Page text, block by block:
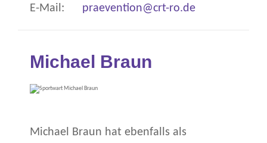
E-Mail:
praevention@crt-ro.de
Michael Braun
Michael Braun hat ebenfalls als